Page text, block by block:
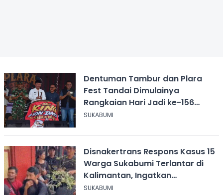
Dentuman Tambur dan Plara
Fest Tandai Dimulainya
Rangkaian Hari Jadi ke-156
Kabupaten Sukabumi
SUKABUMI
Disnakertrans Respons Kasus 15
Warga Sukabumi Terlantar di
Kalimantan, Ingatkan
Pentingnya Perjanjian Kerja
SUKABUMI